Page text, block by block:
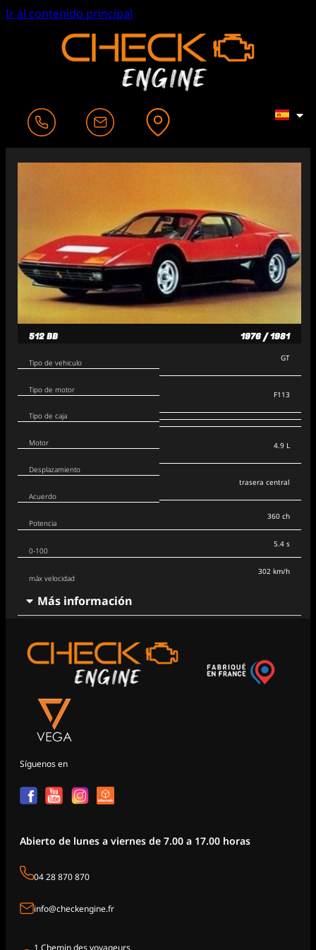
Ir al contenido principal
512 BB 1976 / 1981
Tipo de vehiculo
Tipo de motor
Tipo de caja
GT
F113
Motor
Desplazamiento
Acuerdo
4.9 L
trasera central
Potencia
0-100
máx velocidad
360 ch
5.4 s
302 km/h
Más información
Síguenos en
Abierto de lunes a viernes de 7.00 a 17.00 horas
04 28 870 870
info@checkengine.fr
1 Chemin des voyageurs